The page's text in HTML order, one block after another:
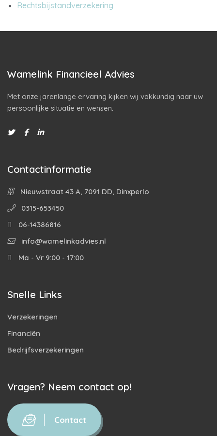
Rechtsbijstandverzekering
Wamelink Financieel Advies
Met onze jarenlange ervaring kijken wij vakkundig naar uw
persoonlijke situatie en wensen.
Contactinformatie
Nieuwstraat 43 A, 7091 DD, Dinxperlo
0315-653450
06-14386816
info@wamelinkadvies.nl
Ma - Vr 9:00 - 17:00
Snelle Links
Verzekeringen
Financiën
Bedrijfsverzekeringen
Vragen? Neem contact op!
Contact